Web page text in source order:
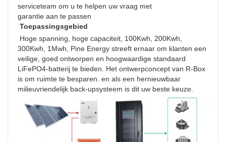
serviceteam om u te helpen uw vraag met
garantie aan te passen
Toepassingsgebied
300Kwh, 1Mwh, Pine Energy streeft ernaar om klanten een
veilige, goed ontworpen en hoogwaardige standaard
LiFePO4-batterij te bieden. Het ontwerpconcept van R-Box
is om ruimte te besparen. en als een hernieuwbaar
milieuvriendelijk back-upsysteem is dit uw beste keuze.